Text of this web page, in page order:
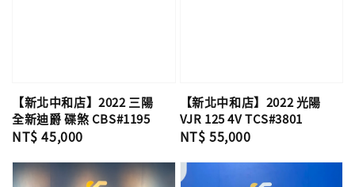
【新北中和店】2022 三陽
全新迪爵 碟煞 CBS#1195
Regular
NT$ 45,000
【新北中和店】2022 光陽
VJR 125 4V TCS#3801
Regular
NT$ 55,000